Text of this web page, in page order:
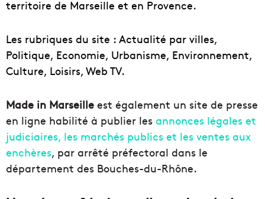
territoire de Marseille et en Provence.
Les rubriques du site : Actualité par villes,
Politique, Economie, Urbanisme, Environnement,
Culture, Loisirs, Web TV.
Made in Marseille est également un site de presse
en ligne habilité à publier les annonces légales et
judiciaires, les marchés publics et les ventes aux
enchères, par arrêté préfectoral dans le
département des Bouches-du-Rhône.